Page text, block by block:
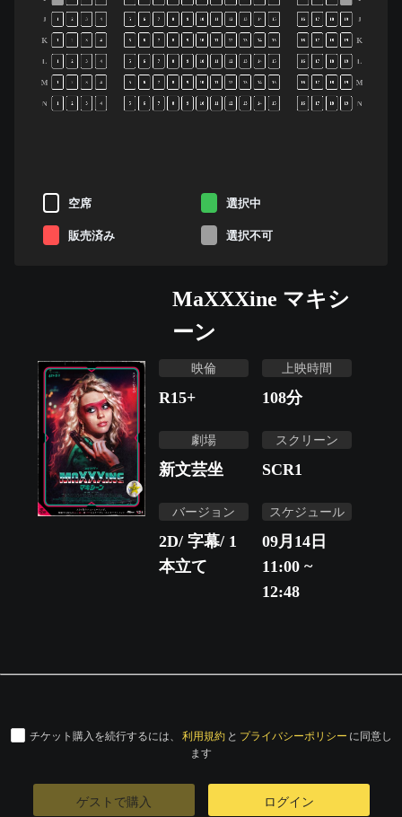
J
K
L
M
N
J
K
L
M
N
1 2 3 4 5 6 7 8 9 10 11 12 13 14 15 16 17 18 19
1 2 3 4 5 6 7 8 9 10 11 12 13 14 15 16 17 18 19
1 2 3 4 5 6 7 8 9 10 11 12 13 14 15 16 17 18 19
1 2 3 4 5 6 7 8 9 10 11 12 13 14 15 16 17 18 19
1 2 3 4 5 6 7 8 9 10 12 13 14 15 16 17 18 19
空席 選択中
販売済み 選択不可
MaXXXine マキシ
ーン
映倫
R15+
上映時間
108分
劇場
新文芸坐
スクリーン
SCR1
バージョン
2D/ 字幕/ 1
本立て
スケジュール
09月14日
11:00 ~
12:48
チケット購入を続行するには、 利用規約 と プライバシーポリシー に同意し
ます
ゲストで購入 ログイン